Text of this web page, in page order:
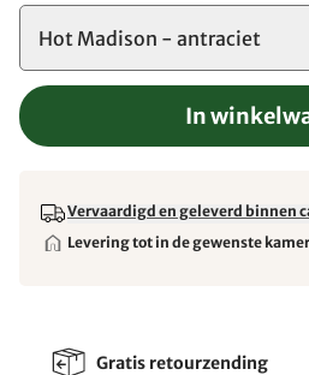
Hot Madison - antraciet
In
Vervaardigd en geleverd binnen
Levering tot in de gewenste
Gratis retourzending